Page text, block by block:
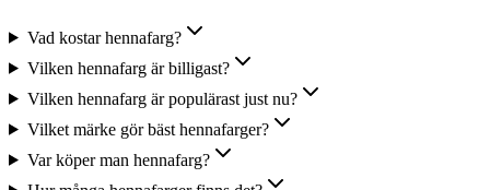
Vad kostar hennafarg?
Vilken hennafarg är billigast?
Vilken hennafarg är populärast just nu?
Vilket märke gör bäst hennafarger?
Var köper man hennafarg?